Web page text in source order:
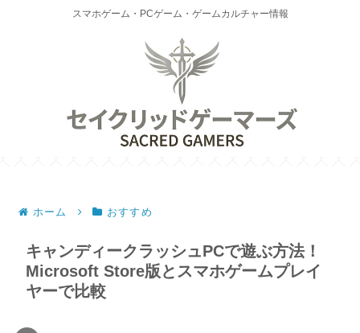
スマホゲーム・PCゲーム・ゲームカルチャー情報
ホーム おすすめ
キャンディークラッシュPCで遊ぶ方法！
Microsoft Store版とスマホゲームプレイ
ヤーで比較